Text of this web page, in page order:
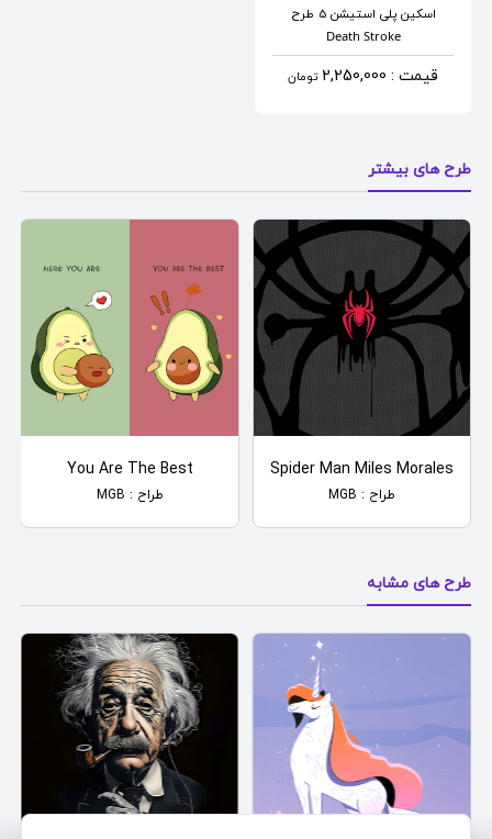
اسکین پلی استیشن 5 طرح
Death Stroke
قیمت : 2,250,000 تومان
طرح های بیشتر
Spider Man Miles Morales
طراح : MGB
You Are The Best
طراح : MGB
طرح های مشابه